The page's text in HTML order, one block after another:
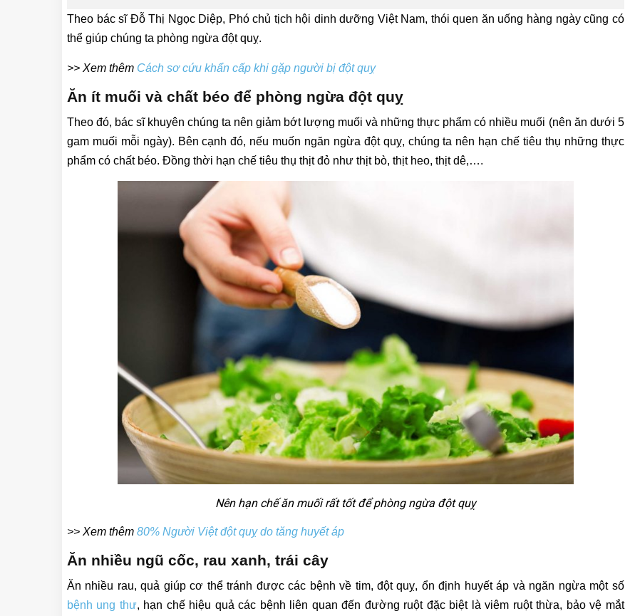
Theo bác sĩ Đỗ Thị Ngọc Diệp, Phó chủ tịch hội dinh dưỡng Việt Nam, thói quen ăn uống hàng ngày cũng có
thể giúp chúng ta phòng ngừa đột quỵ.
>> Xem thêm Cách sơ cứu khẩn cấp khi gặp người bị đột quỵ
Ăn ít muối và chất béo để phòng ngừa đột quỵ
Theo đó, bác sĩ khuyên chúng ta nên giảm bớt lượng muối và những thực phẩm có nhiều muối (nên ăn dưới 5
gam muối mỗi ngày). Bên cạnh đó, nếu muốn ngăn ngừa đột quỵ, chúng ta nên hạn chế tiêu thụ những thực
phẩm có chất béo. Đồng thời hạn chế tiêu thụ thịt đỏ như thịt bò, thịt heo, thịt dê,….
Nên hạn chế ăn muối rất tốt để phòng ngừa đột quỵ
>> Xem thêm 80% Người Việt đột quỵ do tăng huyết áp
Ăn nhiều ngũ cốc, rau xanh, trái cây
Ăn nhiều rau, quả giúp cơ thể tránh được các bệnh về tim, đột quỵ, ổn định huyết áp và ngăn ngừa một số
bệnh ung thư, hạn chế hiệu quả các bệnh liên quan đến đường ruột đặc biệt là viêm ruột thừa, bảo vệ mắt